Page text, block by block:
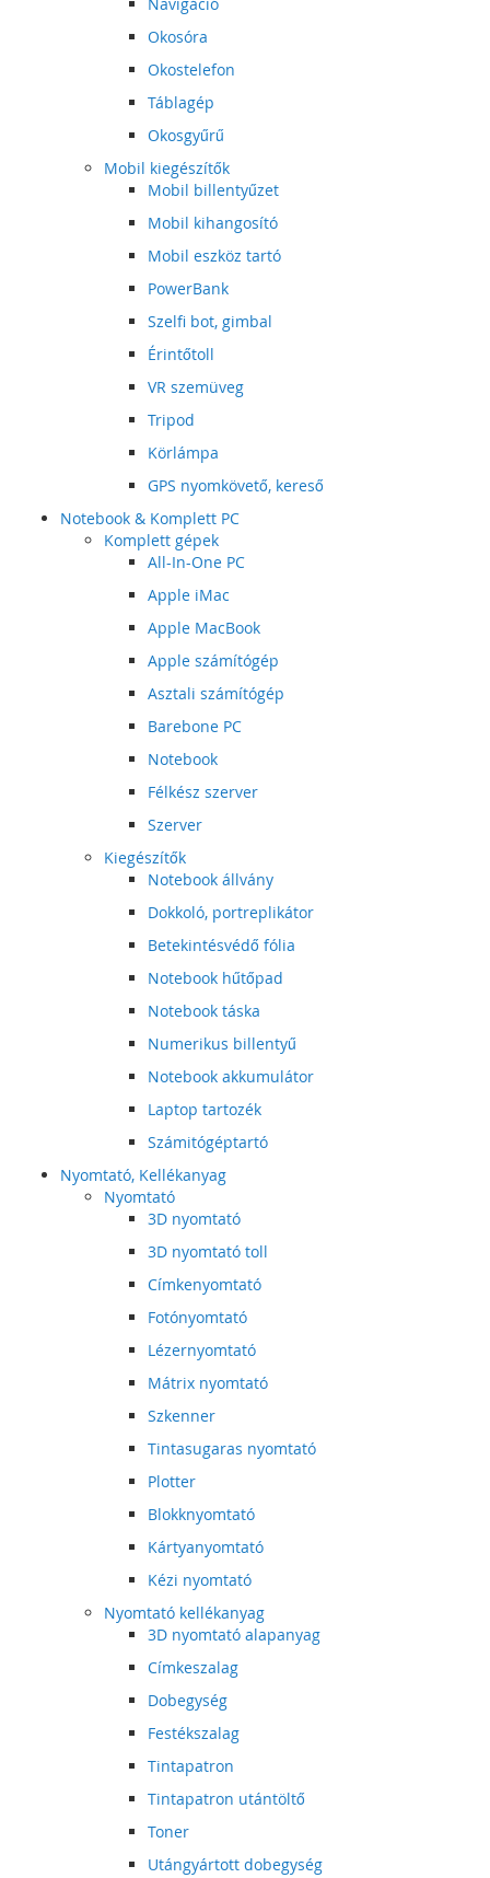
Okosóra
Okostelefon
Táblagép
Okosgyűrű
Mobil kiegészítők
Mobil billentyűzet
Mobil kihangosító
Mobil eszköz tartó
PowerBank
Szelfi bot, gimbal
Érintőtoll
VR szemüveg
Tripod
Körlámpa
GPS nyomkövető, kereső
Notebook & Komplett PC
Komplett gépek
All-In-One PC
Apple iMac
Apple MacBook
Apple számítógép
Asztali számítógép
Barebone PC
Notebook
Félkész szerver
Szerver
Kiegészítők
Notebook állvány
Dokkoló, portreplikátor
Betekintésvédő fólia
Notebook hűtőpad
Notebook táska
Numerikus billentyű
Notebook akkumulátor
Laptop tartozék
Számitógéptartó
Nyomtató, Kellékanyag
Nyomtató
3D nyomtató
3D nyomtató toll
Címkenyomtató
Fotónyomtató
Lézernyomtató
Mátrix nyomtató
Szkenner
Tintasugaras nyomtató
Plotter
Blokknyomtató
Kártyanyomtató
Kézi nyomtató
Nyomtató kellékanyag
3D nyomtató alapanyag
Címkeszalag
Dobegység
Festékszalag
Tintapatron
Tintapatron utántöltő
Toner
Utángyártott dobegység